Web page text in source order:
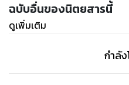
ฉบับอื่นของนิตยสารนี้
ดูเพิ่มเติม
กำลัง